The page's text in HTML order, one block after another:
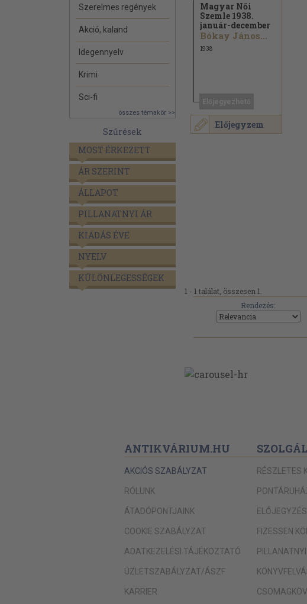
Szerelmes regények
Akció, kaland
Idegennyelv
Krimi
Sci-fi
összes témakör >>
Szűrések
MOST ÉRKEZETT
ÁR SZERINT
ÁLLAPOT
PILLANATNYI ÁR
KIADÁS ÉVE
NYELV
KÜLÖNLEGESSÉGEK
Előjegyzem
Magyar Női
Szemle 1938.
január-december
Bókay János...
1938
1 - 1 találat, összesen 1.
Rendezés:
ANTIKVÁRIUM.HU
AKCIÓS SZABÁLYZAT
RÓLUNK
ÁTADÓPONTJAINK
COOKIE SZABÁLYZAT
ADATKEZELÉSI TÁJÉKOZTATÓ
ÜZLETSZABÁLYZAT/ÁSZF
KARRIER
RÉSZLETES
ELŐJEGYZÉS
FIZESSEN